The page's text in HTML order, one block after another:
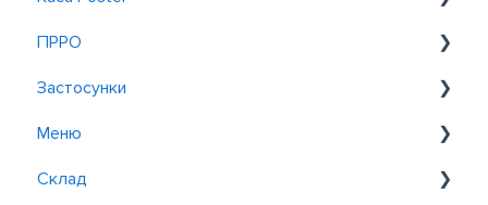
Реєстрація та вхід
Загальне
Обслуговування біля столиків
Замовлення
Знижки та акції
ПРРО
Налаштування
Зміна даних
Робота на касі
Застосунки
Postie AI Assistant
Рoster QR
Меню
Додавання товарів і страв
Склад